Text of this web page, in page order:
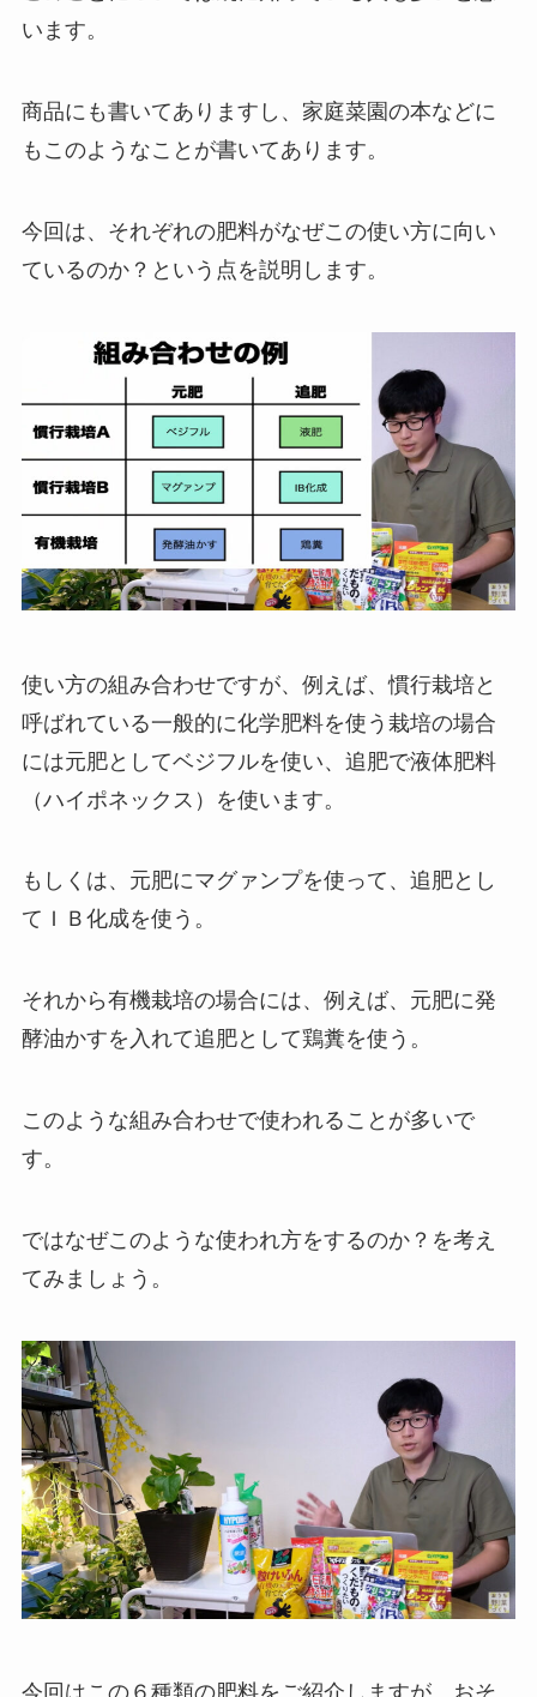
います。
商品にも書いてありますし、家庭菜園の本などに
もこのようなことが書いてあります。
今回は、それぞれの肥料がなぜこの使い方に向い
ているのか？という点を説明します。
使い方の組み合わせですが、例えば、慣行栽培と
呼ばれている一般的に化学肥料を使う栽培の場合
には元肥としてベジフルを使い、追肥で液体肥料
（ハイポネックス）を使います。
もしくは、元肥にマグァンプを使って、追肥とし
てＩＢ化成を使う。
それから有機栽培の場合には、例えば、元肥に発
酵油かすを入れて追肥として鶏糞を使う。
このような組み合わせで使われることが多いで
す。
ではなぜこのような使われ方をするのか？を考え
てみましょう。